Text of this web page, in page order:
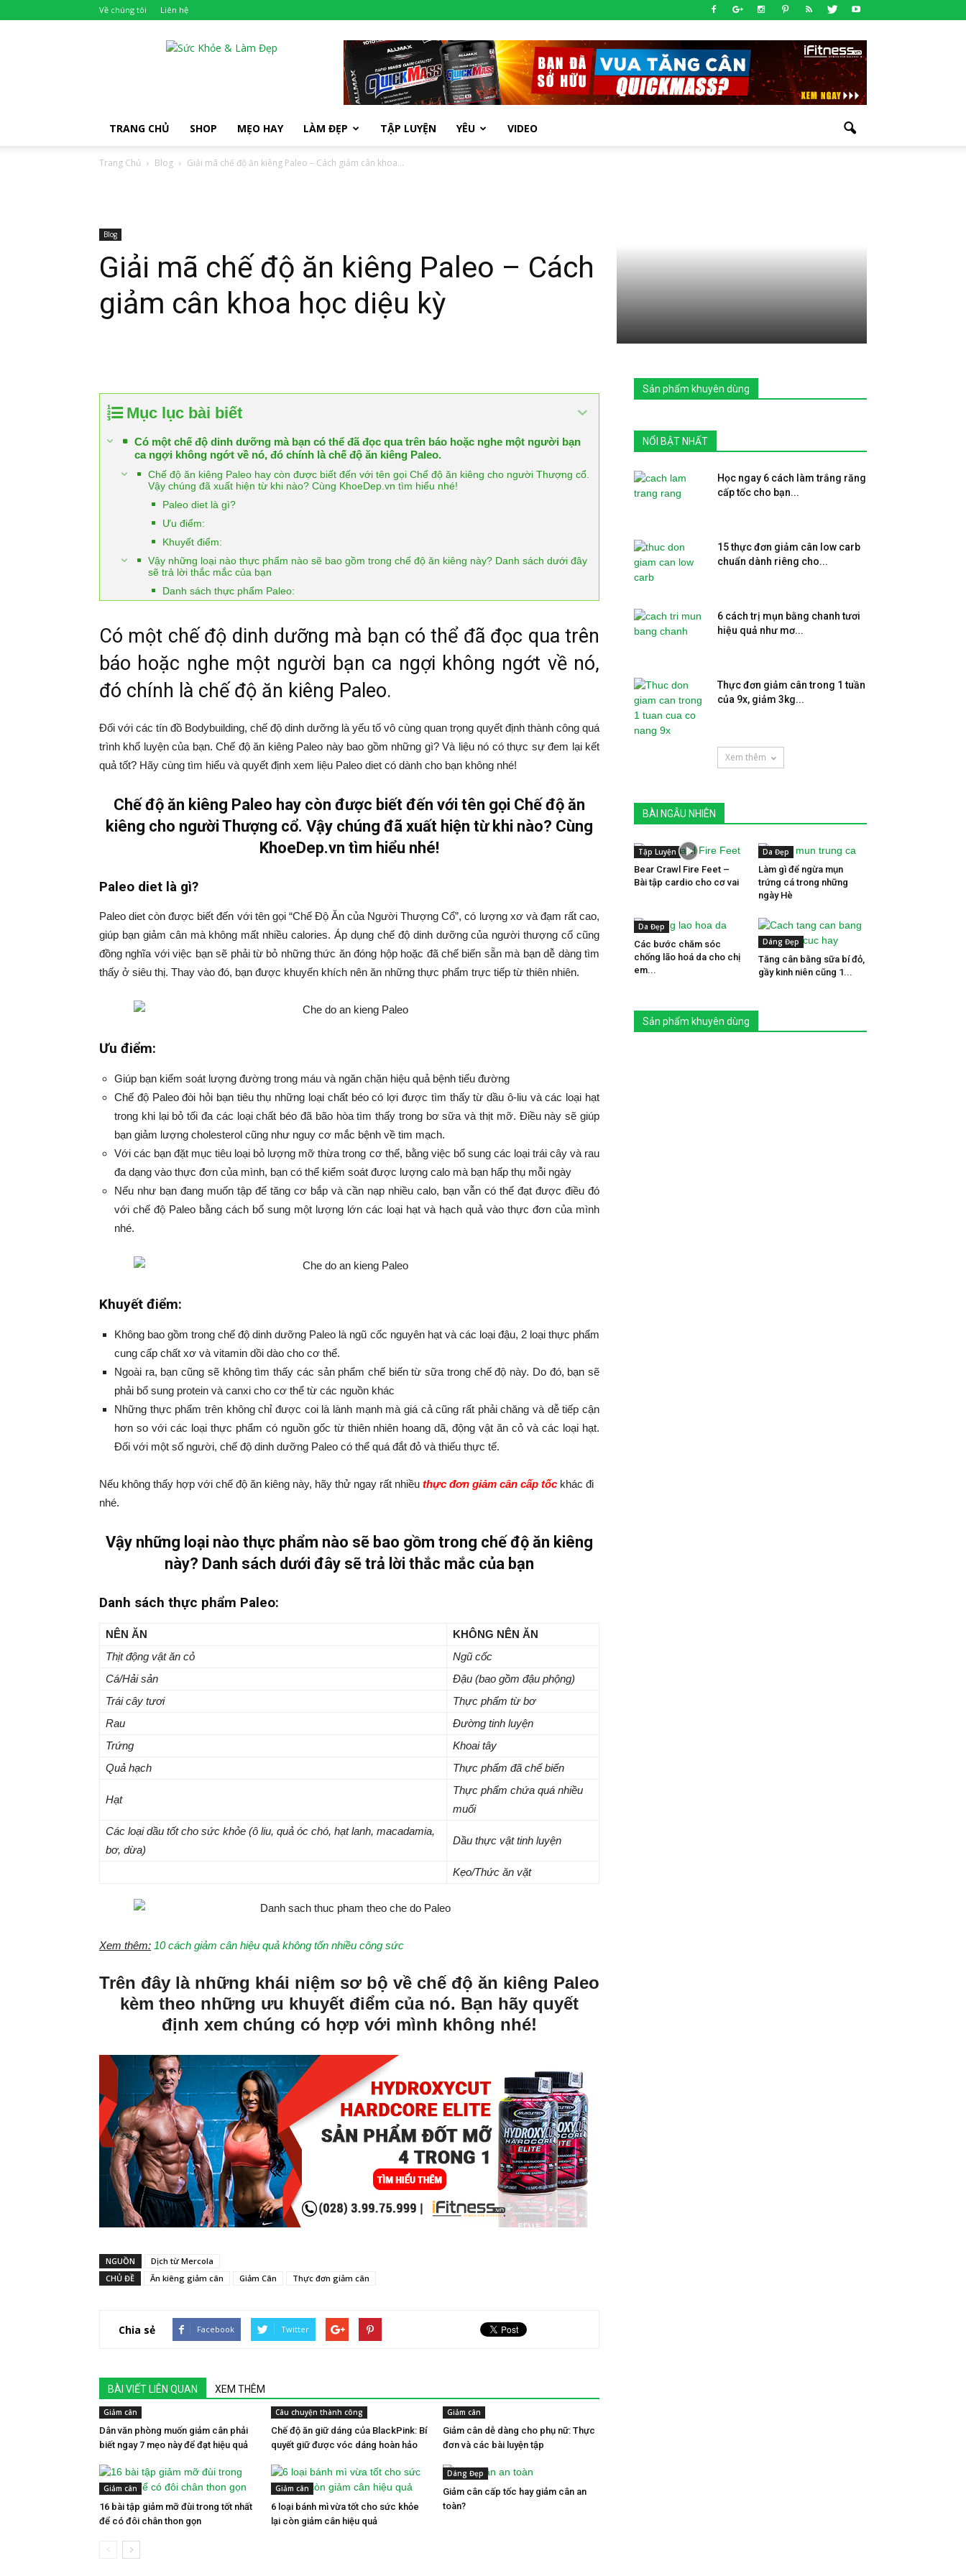
Về chúng tôi Liên hệ
TRANG CHỦ SHOP MẸO HAY LÀM ĐẸP TẬP LUYỆN YÊU VIDEO
Trang Chủ Blog Giải mã chế độ ăn kiêng Paleo – Cách giảm cân khoa...
Blog
Giải mã chế độ ăn kiêng Paleo – Cách
giảm cân khoa học diệu kỳ
Mục lục bài biết
Có một chế độ dinh dưỡng mà bạn có thể đã đọc qua trên báo hoặc nghe một người bạn
ca ngợi không ngớt về nó, đó chính là chế độ ăn kiêng Paleo.
Chế độ ăn kiêng Paleo hay còn được biết đến với tên gọi Chế độ ăn kiêng cho người Thượng cổ.
Vậy chúng đã xuất hiện từ khi nào? Cùng KhoeDep.vn tìm hiểu nhé!
Paleo diet là gì?
Ưu điểm:
Khuyết điểm:
Vậy những loại nào thực phẩm nào sẽ bao gồm trong chế độ ăn kiêng này? Danh sách dưới đây
sẽ trả lời thắc mắc của bạn
Danh sách thực phẩm Paleo:
Có một chế độ dinh dưỡng mà bạn có thể đã đọc qua trên
báo hoặc nghe một người bạn ca ngợi không ngớt về nó,
đó chính là chế độ ăn kiêng Paleo.
Đối với các tín đồ Bodybuilding, chế độ dinh dưỡng là yếu tố vô cùng quan trọng quyết định thành công quá
trình khổ luyện của bạn. Chế độ ăn kiêng Paleo này bao gồm những gì? Và liệu nó có thực sự đem lại kết
quả tốt? Hãy cùng tìm hiểu và quyết định xem liệu Paleo diet có dành cho bạn không nhé!
Chế độ ăn kiêng Paleo hay còn được biết đến với tên gọi Chế độ ăn
kiêng cho người Thượng cổ. Vậy chúng đã xuất hiện từ khi nào? Cùng
KhoeDep.vn tìm hiểu nhé!
Paleo diet là gì?
Paleo diet còn được biết đến với tên gọi “Chế Độ Ăn của Người Thượng Cổ”, có lượng xơ và đạm rất cao,
giúp bạn giảm cân mà không mất nhiều calories. Áp dụng chế độ dinh dưỡng của người thượng cổ cũng
đồng nghĩa với việc bạn sẽ phải từ bỏ những thức ăn đóng hộp hoặc đã chế biến sẵn mà bạn dễ dàng tìm
thấy ở siêu thị. Thay vào đó, bạn được khuyến khích nên ăn những thực phẩm trực tiếp từ thiên nhiên.
Ưu điểm:
Giúp bạn kiểm soát lượng đường trong máu và ngăn chặn hiệu quả bệnh tiểu đường
Chế độ Paleo đòi hỏi bạn tiêu thụ những loại chất béo có lợi được tìm thấy từ dầu ô-liu và các loại hạt
trong khi lại bỏ tối đa các loại chất béo đã bão hòa tìm thấy trong bơ sữa và thịt mỡ. Điều này sẽ giúp
bạn giảm lượng cholesterol cũng như nguy cơ mắc bệnh về tim mạch.
Với các bạn đặt mục tiêu loại bỏ lượng mỡ thừa trong cơ thể, bằng việc bổ sung các loại trái cây và rau
đa dạng vào thực đơn của mình, bạn có thể kiểm soát được lượng calo mà bạn hấp thụ mỗi ngày
Nếu như bạn đang muốn tập để tăng cơ bắp và cần nạp nhiều calo, bạn vẫn có thể đạt được điều đó
với chế độ Paleo bằng cách bổ sung một lượng lớn các loại hạt và hạch quả vào thực đơn của mình
nhé.
Khuyết điểm:
Không bao gồm trong chế độ dinh dưỡng Paleo là ngũ cốc nguyên hạt và các loại đậu, 2 loại thực phẩm
cung cấp chất xơ và vitamin dồi dào cho cơ thể.
Ngoài ra, bạn cũng sẽ không tìm thấy các sản phẩm chế biến từ sữa trong chế độ này. Do đó, bạn sẽ
phải bổ sung protein và canxi cho cơ thể từ các nguồn khác
Những thực phẩm trên không chỉ được coi là lành mạnh mà giá cả cũng rất phải chăng và dễ tiếp cận
hơn so với các loại thực phẩm có nguồn gốc từ thiên nhiên hoang dã, động vật ăn cỏ và các loại hạt.
Đối với một số người, chế độ dinh dưỡng Paleo có thể quá đắt đỏ và thiếu thực tế.
Nếu không thấy hợp với chế độ ăn kiêng này, hãy thử ngay rất nhiều thực đơn giảm cân cấp tốc khác đi
nhé.
Vậy những loại nào thực phẩm nào sẽ bao gồm trong chế độ ăn kiêng
này? Danh sách dưới đây sẽ trả lời thắc mắc của bạn
Danh sách thực phẩm Paleo:
NÊN ĂN
KHÔNG NÊN ĂN
Thịt động vật ăn cỏ
Ngũ cốc
Cá/Hải sản
Đậu (bao gồm đậu phộng)
Trái cây tươi
Thực phẩm từ bơ
Rau
Đường tinh luyện
Trứng
Khoai tây
Quả hạch
Thực phẩm đã chế biến
Hạt
Thực phẩm chứa quá nhiều
muối
Các loại dầu tốt cho sức khỏe (ô liu, quả óc chó, hạt lanh, macadamia,
bơ, dừa)
Dầu thực vật tinh luyện
Kẹo/Thức ăn vặt
Xem thêm: 10 cách giảm cân hiệu quả không tốn nhiều công sức
Trên đây là những khái niệm sơ bộ về chế độ ăn kiêng Paleo
kèm theo những ưu khuyết điểm của nó. Bạn hãy quyết
định xem chúng có hợp với mình không nhé!
NGUỒN
Dịch từ Mercola
CHỦ ĐỀ
Ăn kiêng giảm cân Giảm Cân Thực đơn giảm cân
Chia sẻ Facebook Twitter
BÀI VIẾT LIÊN QUAN XEM THÊM
Giảm cân
Dân văn phòng muốn giảm cân phải
biết ngay 7 mẹo này để đạt hiệu quả
Câu chuyện thành công
Chế độ ăn giữ dáng của BlackPink: Bí
quyết giữ được vóc dáng hoàn hảo
Giảm cân
Giảm cân dễ dàng cho phụ nữ: Thực
đơn và các bài luyện tập
Giảm cân
16 bài tập giảm mỡ đùi trong tốt nhất
để có đôi chân thon gọn
Giảm cân
6 loại bánh mì vừa tốt cho sức khỏe
lại còn giảm cân hiệu quả
Dáng Đẹp
Giảm cân cấp tốc hay giảm cân an
toàn?
Sản phẩm khuyên dùng
NỔI BẬT NHẤT
Học ngay 6 cách làm trắng răng
cấp tốc cho bạn...
15 thực đơn giảm cân low carb
chuẩn dành riêng cho...
6 cách trị mụn bằng chanh tươi
hiệu quả như mơ...
Thực đơn giảm cân trong 1 tuần
của 9x, giảm 3kg...
Xem thêm
BÀI NGẪU NHIÊN
Tập Luyện
Bear Crawl Fire Feet –
Bài tập cardio cho cơ vai
Da Đẹp
Làm gì để ngừa mụn
trứng cá trong những
ngày Hè
Da Đẹp
Các bước chăm sóc
chống lão hoá da cho chị
em...
Dáng Đẹp
Tăng cân bằng sữa bí đỏ,
gầy kinh niên cũng 1...
Sản phẩm khuyên dùng